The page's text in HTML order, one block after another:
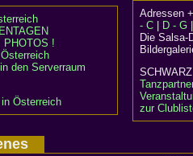
PHOTOS !
den Serverraum
Österreich
Adressen
- C
D - G
Die
zur